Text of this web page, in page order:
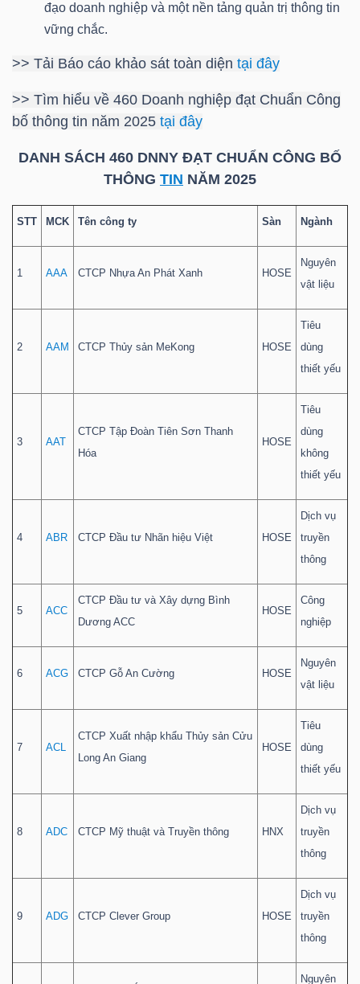
đạo doanh nghiệp và một nền tảng quản trị thông tin
vững chắc.
>> Tải Báo cáo khảo sát toàn diện tại đây
>> Tìm hiểu về 460 Doanh nghiệp đạt Chuẩn Công
bố thông tin năm 2025 tại đây
DANH SÁCH 460 DNNY ĐẠT CHUẨN CÔNG BỐ
THÔNG TIN NĂM 2025
STT MCK Tên công ty Sàn Ngành
1 AAA CTCP Nhựa An Phát Xanh HOSE
Nguyên
vật liệu
2 AAM CTCP Thủy sản MeKong HOSE
Tiêu
dùng
thiết yếu
3 AAT
CTCP Tập Đoàn Tiên Sơn Thanh
Hóa
HOSE
Tiêu
dùng
không
thiết yếu
4 ABR CTCP Đầu tư Nhãn hiệu Việt HOSE
Dịch vụ
truyền
thông
5 ACC
CTCP Đầu tư và Xây dựng Bình
Dương ACC
HOSE
Công
nghiệp
6 ACG CTCP Gỗ An Cường HOSE
Nguyên
vật liệu
7 ACL
CTCP Xuất nhập khẩu Thủy sản Cửu
Long An Giang
HOSE
Tiêu
dùng
thiết yếu
8 ADC CTCP Mỹ thuật và Truyền thông HNX
Dịch vụ
truyền
thông
9 ADG CTCP Clever Group HOSE
Dịch vụ
truyền
thông
Nguyên
tạo
tài